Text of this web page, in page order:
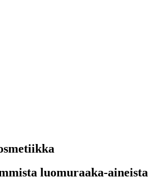
luomuraaka-aineista